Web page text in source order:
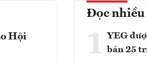
Hội
Đọc nhiều
1 YEG
bán 25